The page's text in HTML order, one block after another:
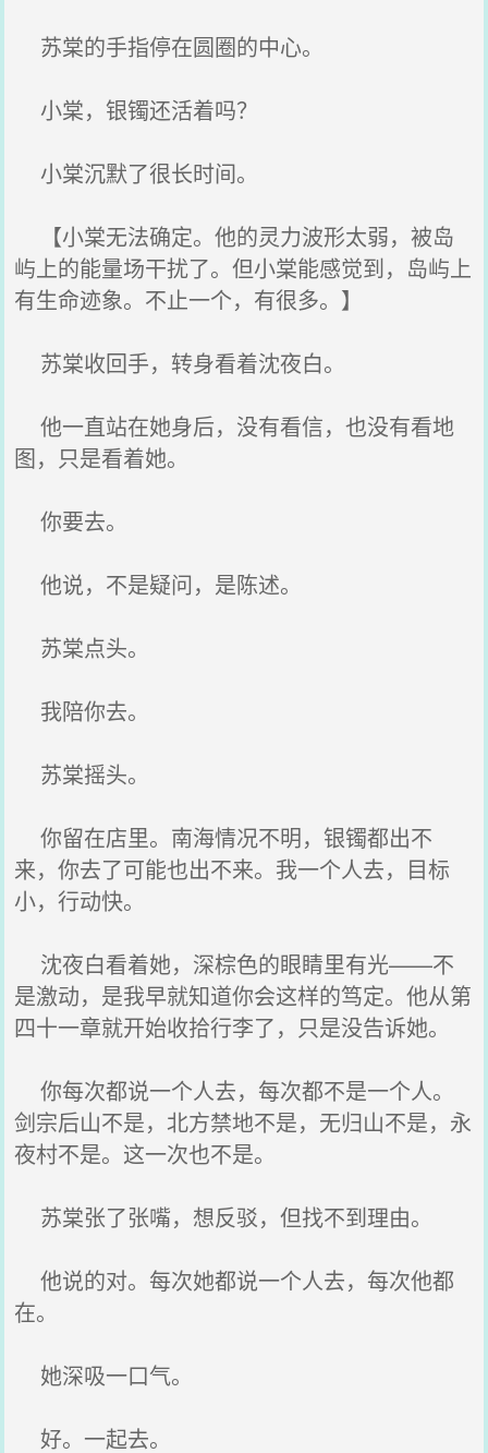
苏棠的手指停在圆圈的中心。
小棠，银镯还活着吗？
小棠沉默了很长时间。
【小棠无法确定。他的灵力波形太弱，被岛
屿上的能量场干扰了。但小棠能感觉到，岛屿上
有生命迹象。不止一个，有很多。】
苏棠收回手，转身看着沈夜白。
他一直站在她身后，没有看信，也没有看地
图，只是看着她。
你要去。
他说，不是疑问，是陈述。
苏棠点头。
我陪你去。
苏棠摇头。
你留在店里。南海情况不明，银镯都出不
来，你去了可能也出不来。我一个人去，目标
小，行动快。
沈夜白看着她，深棕色的眼睛里有光——不
是激动，是我早就知道你会这样的笃定。他从第
四十一章就开始收拾行李了，只是没告诉她。
你每次都说一个人去，每次都不是一个人。
剑宗后山不是，北方禁地不是，无归山不是，永
夜村不是。这一次也不是。
苏棠张了张嘴，想反驳，但找不到理由。
他说的对。每次她都说一个人去，每次他都
在。
她深吸一口气。
好。一起去。